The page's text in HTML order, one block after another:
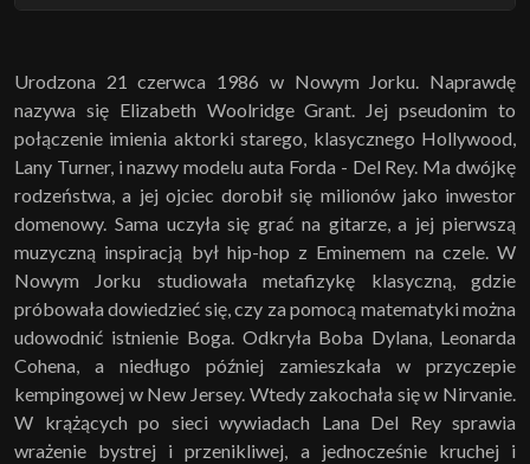
Urodzona 21 czerwca 1986 w Nowym Jorku. Naprawdę
nazywa się Elizabeth Woolridge Grant. Jej pseudonim to
połączenie imienia aktorki starego, klasycznego Hollywood,
Lany Turner, i nazwy modelu auta Forda - Del Rey. Ma dwójkę
rodzeństwa, a jej ojciec dorobił się milionów jako inwestor
domenowy. Sama uczyła się grać na gitarze, a jej pierwszą
muzyczną inspiracją był hip-hop z Eminemem na czele. W
Nowym Jorku studiowała metafizykę klasyczną, gdzie
próbowała dowiedzieć się, czy za pomocą matematyki można
udowodnić istnienie Boga. Odkryła Boba Dylana, Leonarda
Cohena, a niedługo później zamieszkała w przyczepie
kempingowej w New Jersey. Wtedy zakochała się w Nirvanie.
W krążących po sieci wywiadach Lana Del Rey sprawia
wrażenie bystrej i przenikliwej, a jednocześnie kruchej i